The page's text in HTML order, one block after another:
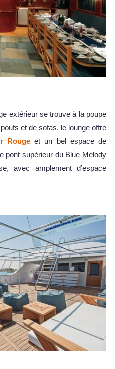
extérieur se trouve à la poupe
et de sofas, le lounge offre
Rouge et un bel espace de
pont supérieur du Blue Melody
avec amplement d’espace